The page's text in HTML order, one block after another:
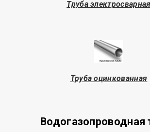
Труба электросварная
Труба оцинкованная
Водогазопроводная